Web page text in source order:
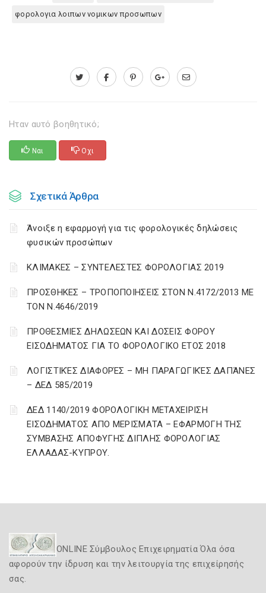
φορολογια λοιπων νομικων προσωπων
Ηταν αυτό βοηθητικό;
Ναι Οχι
Σχετικά Άρθρα
Άνοιξε η εφαρμογή για τις φορολογικές δηλώσεις
φυσικών προσώπων
ΚΛΙΜΑΚΕΣ – ΣΥΝΤΕΛΕΣΤΕΣ ΦΟΡΟΛΟΓΙΑΣ 2019
ΠΡΟΣΘΗΚΕΣ – ΤΡΟΠΟΠΟΙΗΣΕΙΣ ΣΤΟΝ Ν.4172/2013 ΜΕ
ΤΟΝ Ν.4646/2019
ΠΡΟΘΕΣΜΙΕΣ ΔΗΛΩΣΕΩΝ ΚΑΙ ΔΟΣΕΙΣ ΦΟΡΟΥ
ΕΙΣΟΔΗΜΑΤΟΣ ΓΙΑ ΤΟ ΦΟΡΟΛΟΓΙΚΟ ΕΤΟΣ 2018
ΛΟΓΙΣΤΙΚΈΣ ΔΙΑΦΟΡΈΣ – ΜΗ ΠΑΡΑΓΩΓΙΚΈΣ ΔΑΠΆΝΕΣ
– ΔΕΔ 585/2019
ΔΕΔ 1140/2019 ΦΟΡΟΛΟΓΙΚΗ ΜΕΤΑΧΕΙΡΙΣΗ
ΕΙΣΟΔΗΜΑΤΟΣ ΑΠΟ ΜΕΡΙΣΜΑΤΑ – ΕΦΑΡΜΟΓΗ ΤΗΣ
ΣΥΜΒΑΣΗΣ ΑΠΟΦΥΓΗΣ ΔΙΠΛΗΣ ΦΟΡΟΛΟΓΙΑΣ
ΕΛΛΑΔΑΣ-ΚΥΠΡΟΥ.
ONLINE Σύμβουλος Επιχειρηματία Όλα όσα
αφορούν την ίδρυση και την λειτουργία της επιχείρησής
σας.